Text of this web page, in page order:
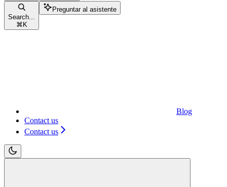
Search...
⌘ K
Preguntar al asistente
Blog
Contact us
Contact us